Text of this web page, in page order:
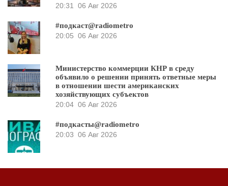
20:31
06 Авг 2026
#подкаст@radiometro
20:05 06 Авг 2026
Министерство коммерции КНР в среду
объявило о решении принять ответные меры
в отношении шести американских
хозяйствующих субъектов
20:04 06 Авг 2026
#подкасты@radiometro
20:03 06 Авг 2026